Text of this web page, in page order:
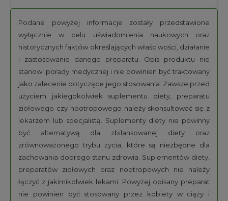
Podane powyżej informacje zostały przedstawione
wyłącznie w celu uświadomienia naukowych oraz
historycznych faktów określających właściwości, działanie
i zastosowanie danego preparatu. Opis produktu nie
stanowi porady medycznej i nie powinien być traktowany
jako zalecenie dotyczące jego stosowania. Zawsze przed
użyciem jakiegokolwiek suplementu diety, preparatu
ziołowego czy nootropowego należy skonsultować się z
lekarzem lub specjalistą. Suplementy diety nie powinny
być alternatywą dla zbilansowanej diety oraz
zrównoważonego trybu życia, które są niezbędne dla
zachowania dobrego stanu zdrowia. Suplementów diety,
preparatów ziołowych oraz nootropowych nie należy
łączyć z jakimikolwiek lekami. Powyżej opisany preparat
nie powinien być stosowany przez kobiety w ciąży i